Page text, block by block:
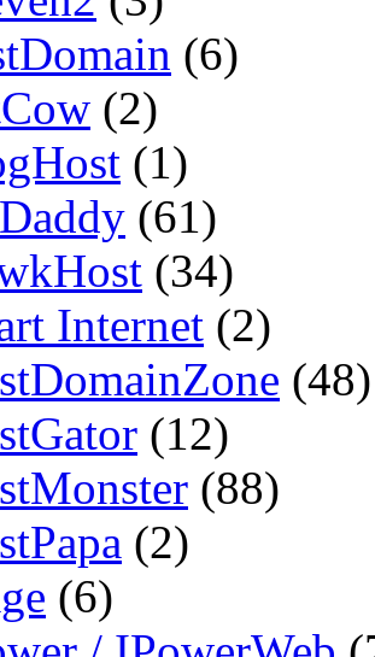
(6)
(2)
(1)
(61)
(34)
Internet (2)
(48)
(12)
(88)
(2)
(6)